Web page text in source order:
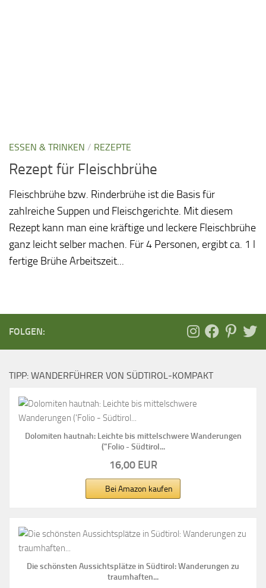
ESSEN & TRINKEN / REZEPTE
Rezept für Fleischbrühe
Fleischbrühe bzw. Rinderbrühe ist die Basis für
zahlreiche Suppen und Fleischgerichte. Mit diesem
Rezept kann man eine kräftige und leckere Fleischbrühe
ganz leicht selber machen. Für 4 Personen, ergibt ca. 1 l
fertige Brühe Arbeitszeit...
FOLGEN:
TIPP: WANDERFÜHRER VON SÜDTIROL-KOMPAKT
Dolomiten hautnah: Leichte bis mittelschwere Wanderungen
("Folio - Südtirol...
16,00 EUR
Bei Amazon kaufen
Die schönsten Aussichtsplätze in Südtirol: Wanderungen zu
traumhaften...